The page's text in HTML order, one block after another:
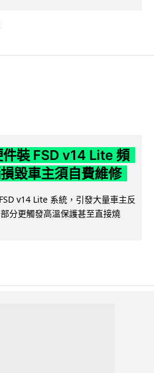
裝 FSD v14 Lite 頻
毀車主須自費維修
v14 Lite 系統，引發大量車主反
分更觸發高溫保護甚至直接燒